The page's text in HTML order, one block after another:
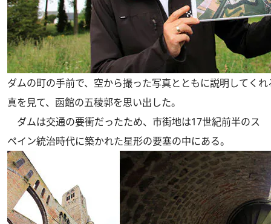
ダムの町の手前で、空から撮った写真とともに説明してく
真を見て、函館の五稜郭を思い出した。
ダムは交通の要衝だったため、市街地は17世紀前半のス
ペイン統治時代に築かれた星形の要塞の中にある。